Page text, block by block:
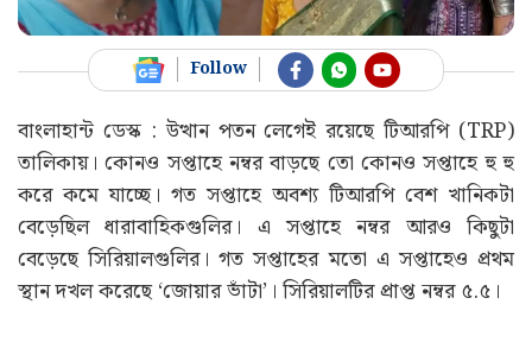
Follow
বাংলাহান্ট ডেস্ক : উত্থান পতন লেগেই রয়েছে টিআরপি (TRP)
তালিকায়। কোনও সপ্তাহে নম্বর বাড়ছে তো কোনও সপ্তাহে হু হু
করে কমে যাচ্ছে। গত সপ্তাহে অবশ্য টিআরপি বেশ খানিকটা
বেড়েছিল ধারাবাহিকগুলির। এ সপ্তাহে নম্বর আরও কিছুটা
বেড়েছে সিরিয়ালগুলির। গত সপ্তাহের মতো এ সপ্তাহেও প্রথম
স্থান দখল করেছে ‘জোয়ার ভাঁটা’। সিরিয়ালটির প্রাপ্ত নম্বর ৫.৫।